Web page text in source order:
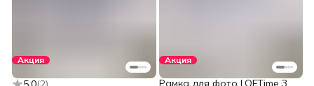
Акция Акция
Рамка для фото LOFTime 3